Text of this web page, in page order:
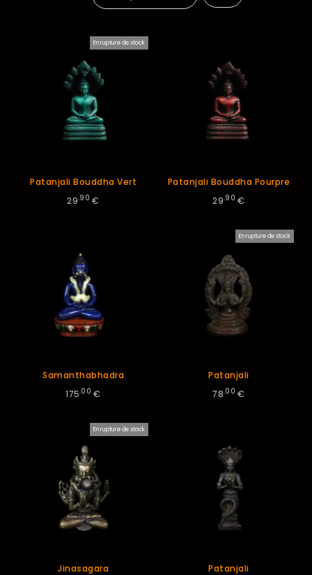
En rupture de stock
Patanjali Bouddha Vert
29.90 €
Patanjali Bouddha Pourpre
29.90 €
Samanthabhadra
175.00 €
En rupture de stock
Patanjali
78.00 €
En rupture de stock
Jinasagara
Patanjali